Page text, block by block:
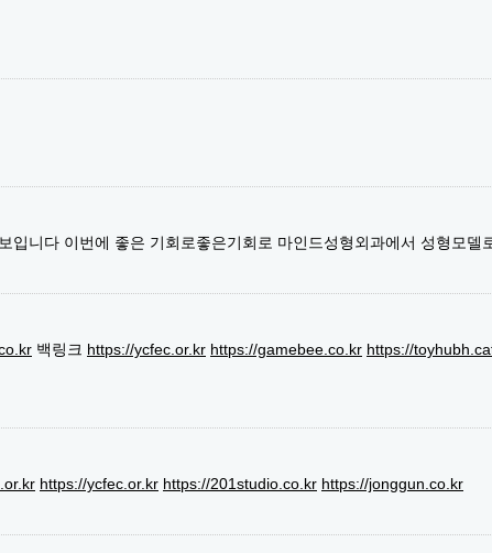
니다 이번에 좋은 기회로좋은기회로 마인드성형외과에서 성형모델
백링크 https://ycfec.or.kr https://gamebee.co.kr https://
https://ycfec.or.kr https://201studio.co.kr https://jonggun.co.kr